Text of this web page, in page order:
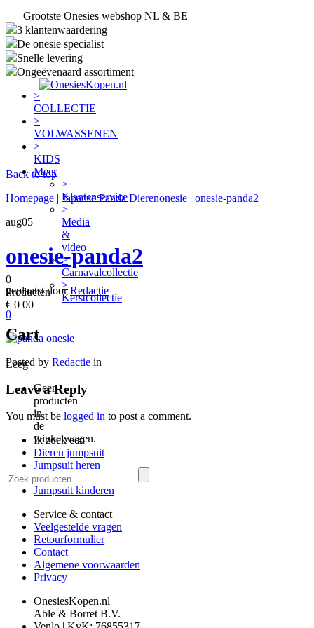
Grootste Onesies webshop NL & BE
3 klantenwaardering
De onesie specialist
Snelle levering
Ongeëvenaard assortiment
>
COLLECTIE
>
VOLWASSENEN
>
KIDS
Meer
>
Klantenservice
>
Media
&
video
>
Carnavalcollectie
>
Kerstcollectie
0
Producten
€ 0 00
Cart
Leeg
Geen
producten
in
de
winkelwagen.
Back to top
Homepage | Japanse Panda Dierenonesie | onesie-panda2
aug05
onesie-panda2
geplaatst doorRedactie
0
Posted by Redactie in
Leave a Reply
You must be logged in to post a comment.
Ik zoek een
Dieren jumpsuit
Jumpsuit heren
Jumpsuit dames
Jumpsuit kinderen
Service & contact
Veelgestelde vragen
Retourformulier
Contact
Algemene voorwaarden
Privacy
OnesiesKopen.nl
Able & Borret B.V.